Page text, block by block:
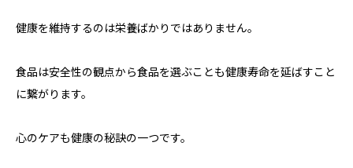
健康を維持するのは栄養ばかりではありません。
食品は安全性の観点から食品を選ぶことも健康寿命を延ばすこと
に繋がります。
心のケアも健康の秘訣の一つです。